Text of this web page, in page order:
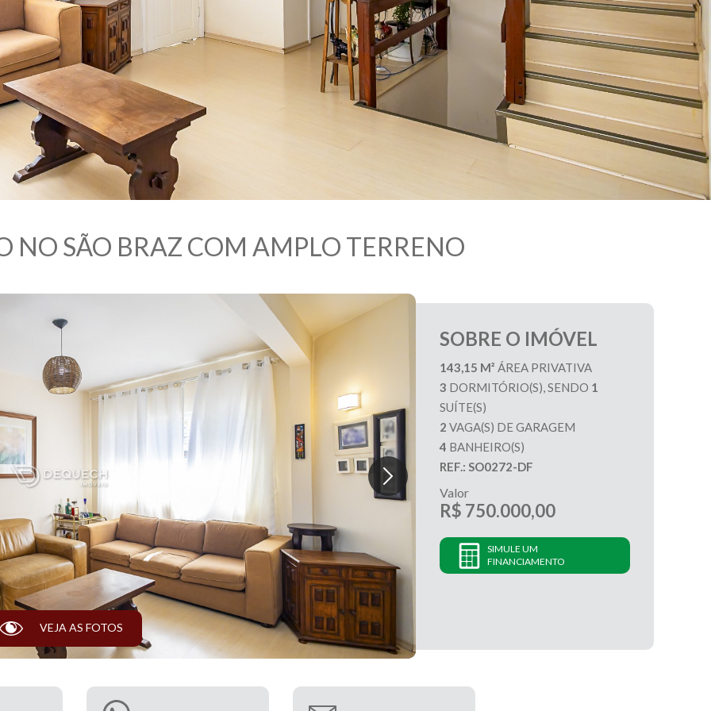
NO SÃO BRAZ COM AMPLO TERRENO
VEJA AS FOTOS
SOBRE O IMÓVEL
143,15 M² ÁREA PRIVATIVA
3 DORMITÓRIO(S), SENDO 1
SUÍTE(S)
2 VAGA(S) DE GARAGEM
4 BANHEIRO(S)
REF.: SO0272-DF
Valor
R$ 750.000,00
SIMULE UM
FINANCIAMENTO